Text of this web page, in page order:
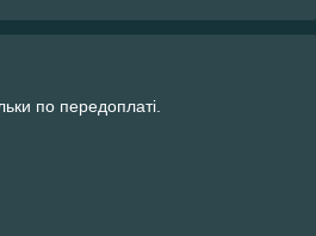
по передоплаті.